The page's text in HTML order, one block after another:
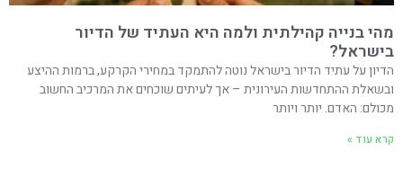
מהי בנייה קהילתית ולמה היא העתיד של הדיור
בישראל?
הדיון על עתיד הדיור בישראל נוטה להתמקד במחירי הקרקע, ברמות ההיצע
ובשאלת ההתחדשות העירונית – אך לעיתים שוכחים את המרכיב החשוב
מכולם: האדם. יותר ויותר
קרא עוד »